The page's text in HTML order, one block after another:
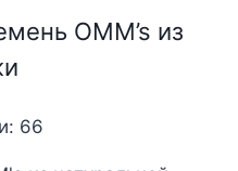
OMM’s из
66